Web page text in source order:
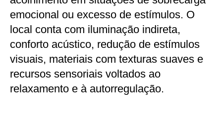
emocional ou excesso de estímulos. O
local conta com iluminação indireta,
conforto acústico, redução de estímulos
visuais, materiais com texturas suaves e
recursos sensoriais voltados ao
relaxamento e à autorregulação.